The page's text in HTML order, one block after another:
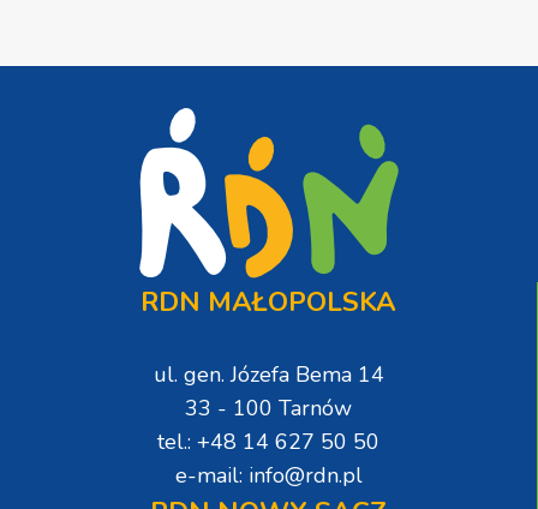
RDN MAŁOPOLSKA
ul. gen. Józefa Bema 14
33 - 100 Tarnów
tel.: +48 14 627 50 50
e-mail: info@rdn.pl